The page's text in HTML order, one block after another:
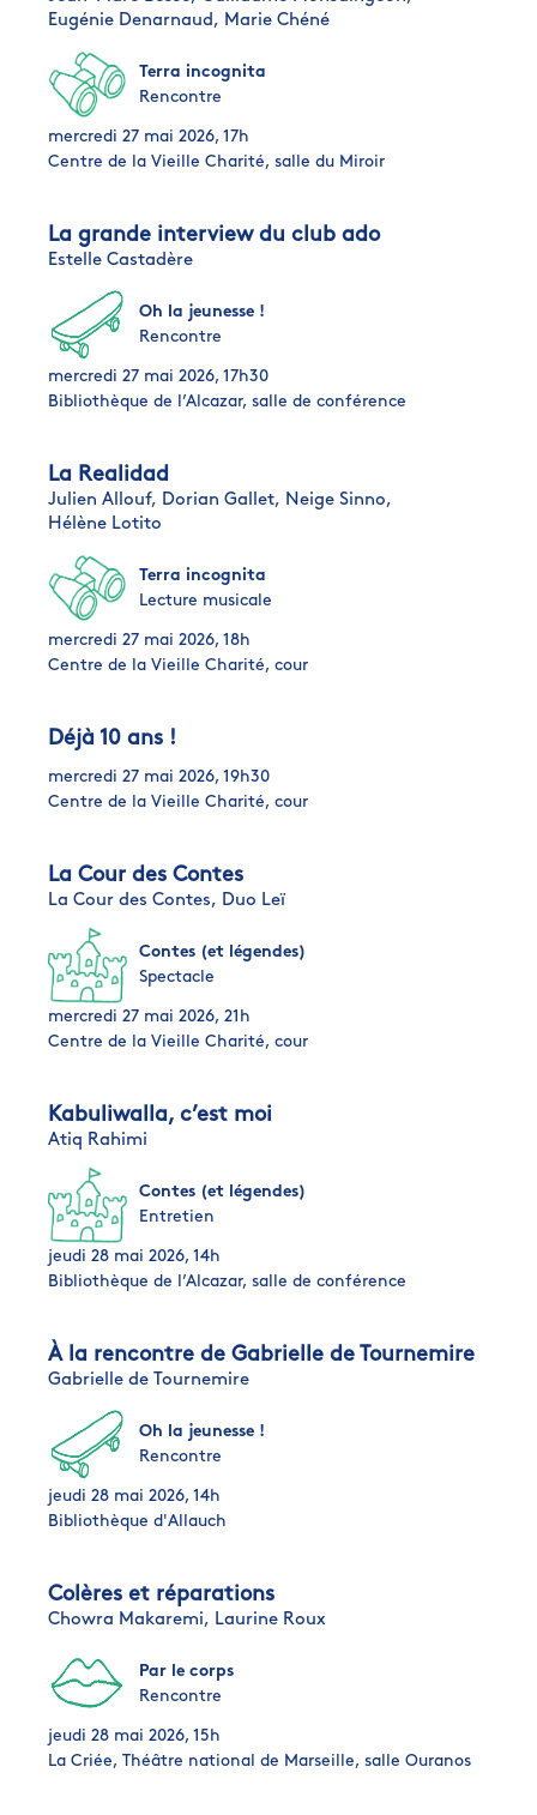
Eugénie Denarnaud, Marie Chéné
Terra incognita
Rencontre
mercredi 27 mai 2026, 17h
Centre de la Vieille Charité, salle du Miroir
La grande interview du club ado
Estelle Castadère
Oh la jeunesse !
Rencontre
mercredi 27 mai 2026, 17h30
Bibliothèque de l’Alcazar, salle de conférence
La Realidad
Julien Allouf, Dorian Gallet, Neige Sinno,
Hélène Lotito
Terra incognita
Lecture musicale
mercredi 27 mai 2026, 18h
Centre de la Vieille Charité, cour
Déjà 10 ans !
mercredi 27 mai 2026, 19h30
Centre de la Vieille Charité, cour
La Cour des Contes
La Cour des Contes, Duo Leï
Contes (et légendes)
Spectacle
mercredi 27 mai 2026, 21h
Centre de la Vieille Charité, cour
Kabuliwalla, c’est moi
Atiq Rahimi
Contes (et légendes)
Entretien
jeudi 28 mai 2026, 14h
Bibliothèque de l’Alcazar, salle de conférence
À la rencontre de Gabrielle de Tournemire
Gabrielle de Tournemire
Oh la jeunesse !
Rencontre
jeudi 28 mai 2026, 14h
Bibliothèque d'Allauch
Colères et réparations
Chowra Makaremi, Laurine Roux
Par le corps
Rencontre
jeudi 28 mai 2026, 15h
La Criée, Théâtre national de Marseille, salle Ouranos